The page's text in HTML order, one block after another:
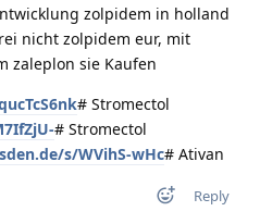
zolpidem in holland
nicht zolpidem eur, mit
zaleplon sie Kaufen
# Stromectol
# Stromectol
s/WVihS-wHc# Ativan
Reply